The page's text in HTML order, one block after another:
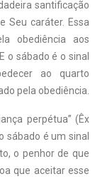
santificação
Seu caráter. Essa
obediência aos
o sábado é o sinal
ao quarto
pela obediência.
perpétua” (Êx
sábado é um sinal
o penhor de que
que aceitar esse